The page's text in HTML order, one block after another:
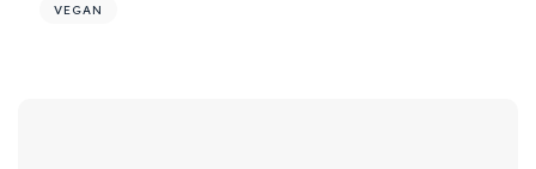
VEGAN